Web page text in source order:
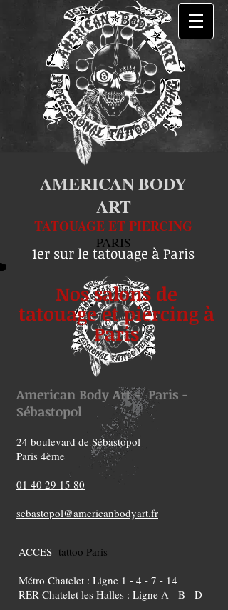
AMERICAN BODY
ART
TATOUAGE ET PIERCING
PARIS
1er sur le tatouage à Paris
Nos salons de
tatouage et piercing à
Paris
American Body Art - Paris -
Sébastopol
24 boulevard de Sébastopol
Paris 4ème
01 40 29 15 80
sebastopol@americanbodyart.fr
ACCES tattoo Paris
Métro Chatelet : Ligne 1 - 4 - 7 - 14
RER Chatelet les Halles : Ligne A - B - D